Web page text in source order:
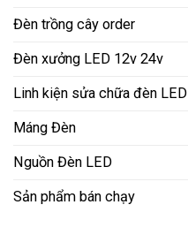
Đèn trồng cây order
Đèn xưởng LED 12v 24v
Linh kiện sửa chữa đèn LED
Máng Đèn
Nguồn Đèn LED
Sản phẩm bán chạy